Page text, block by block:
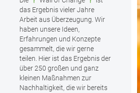
das Ergebnis vieler Jahre
Arbeit aus Überzeugung. Wir
haben unsere Ideen,
Erfahrungen und Konzepte
gesammelt, die wir gerne
teilen. Hier ist das Ergebnis der
über 250 großen und ganz
kleinen Maßnahmen zur
Nachhaltigkeit, die wir bereits